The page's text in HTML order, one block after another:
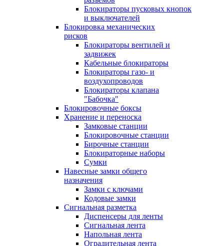
Блокираторы пусковых кнопок
и выключателей
Блокировка механических
рисков
Блокираторы вентилей и
задвижек
Кабельные блокираторы
Блокираторы газо- и
воздухопроводов
Блокираторы клапана
"Бабочка"
Блокировочные боксы
Хранение и переноска
Замковые станции
Блокировочные станции
Бирочные станции
Блокираторные наборы
Сумки
Навесные замки общего
назначения
Замки с ключами
Кодовые замки
Сигнальная разметка
Диспенсеры для ленты
Сигнальная лента
Напольная лента
Оградительная лента